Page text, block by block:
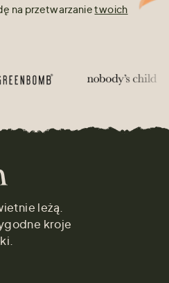
na przetwarzanietwoich
leżą.
kroje